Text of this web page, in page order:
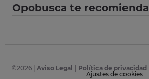
Opobusca te recomienda
©2026| Aviso Legal Política de privacidad
Ajustes de cookies